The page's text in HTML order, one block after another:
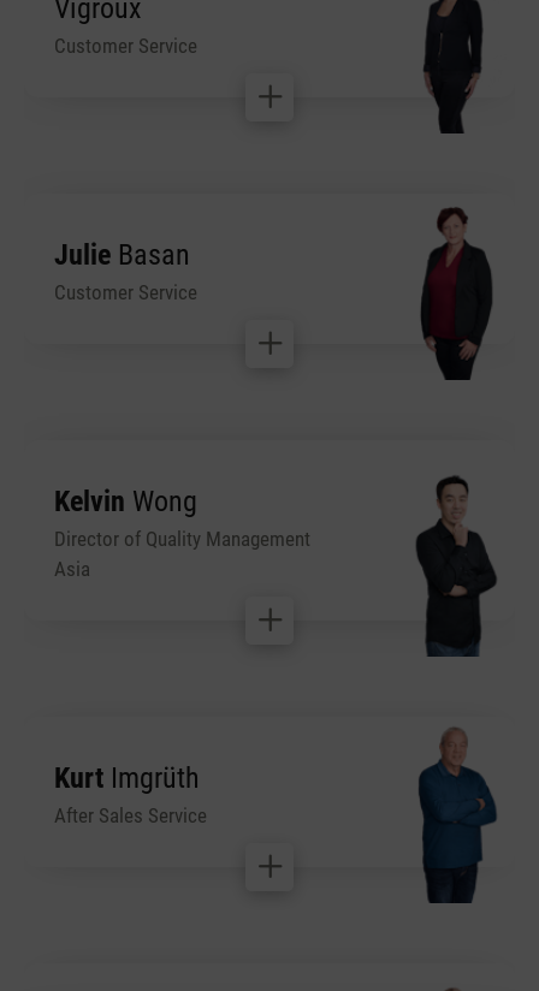
Vigroux
Customer Service
Julie Basan
Customer Service
Kelvin Wong
Director of Quality Management
Asia
Kurt Imgrüth
After Sales Service